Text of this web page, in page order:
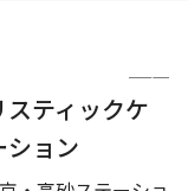
ティックケ
ション